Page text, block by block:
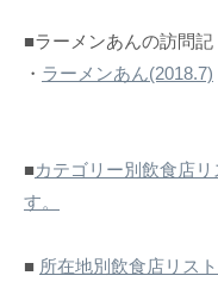
■ラーメンあんの訪問記
・ ラーメンあん(2018.7)
■カテゴリー別飲食店
す。
■ 所在地別飲食店リス